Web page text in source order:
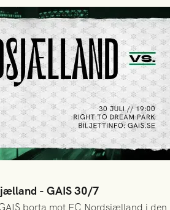
europaäventyret tog slut.
- GAIS 30/7